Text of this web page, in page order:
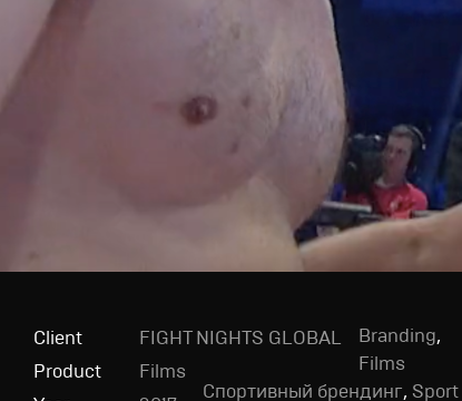
Client
FIGHT NIGHTS GLOBAL
Product
Films
Branding,
Films
Спортивный брендинг, Sport